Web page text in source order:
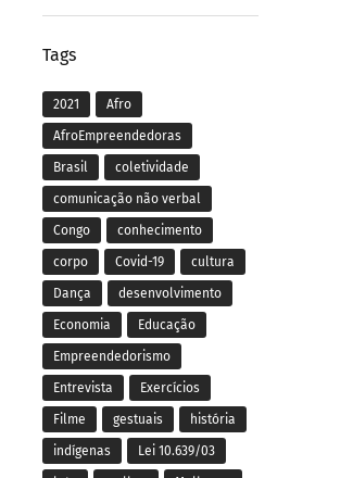
Tags
2021 Afro
AfroEmpreendedoras
Brasil coletividade
comunicação não verbal
Congo conhecimento
corpo Covid-19 cultura
Dança desenvolvimento
Economia Educação
Empreendedorismo
Entrevista Exercícios
Filme gestuais história
indígenas Lei 10.639/03